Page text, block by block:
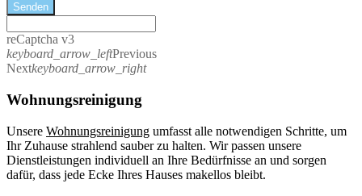
Senden
reCaptcha v3
keyboard_arrow_leftPrevious
Nextkeyboard_arrow_right
Wohnungsreinigung
Unsere Wohnungsreinigung umfasst alle notwendigen Schritte, um
Ihr Zuhause strahlend sauber zu halten. Wir passen unsere
Dienstleistungen individuell an Ihre Bedürfnisse an und sorgen
dafür, dass jede Ecke Ihres Hauses makellos bleibt.